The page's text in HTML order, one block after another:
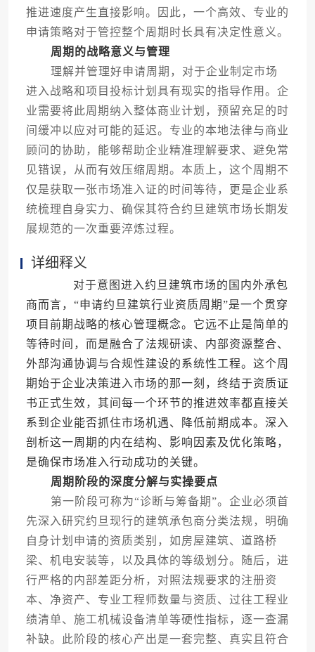
推进速度产生直接影响。因此，一个高效、专业的
申请策略对于管控整个周期时长具有决定性意义。
周期的战略意义与管理
理解并管理好申请周期，对于企业制定市场
进入战略和项目投标计划具有现实的指导作用。企
业需要将此周期纳入整体商业计划，预留充足的时
间缓冲以应对可能的延迟。专业的本地法律与商业
顾问的协助，能够帮助企业精准理解要求、避免常
见错误，从而有效压缩周期。本质上，这个周期不
仅是获取一张市场准入证的时间等待，更是企业系
统梳理自身实力、确保其符合约旦建筑市场长期发
展规范的一次重要淬炼过程。
详细释义
对于意图进入约旦建筑市场的国内外承包
商而言，“申请约旦建筑行业资质周期”是一个贯穿
项目前期战略的核心管理概念。它远不止是简单的
等待时间，而是融合了法规研读、内部资源整合、
外部沟通协调与合规性建设的系统性工程。这个周
期始于企业决策进入市场的那一刻，终结于资质证
书正式生效，其间每一个环节的推进效率都直接关
系到企业能否抓住市场机遇、降低前期成本。深入
剖析这一周期的内在结构、影响因素及优化策略，
是确保市场准入行动成功的关键。
周期阶段的深度分解与实操要点
第一阶段可称为“诊断与筹备期”。企业必须首
先深入研究约旦现行的建筑承包商分类法规，明确
自身计划申请的资质类别，如房屋建筑、道路桥
梁、机电安装等，以及具体的等级划分。随后，进
行严格的内部差距分析，对照法规要求的注册资
本、净资产、专业工程师数量与资质、过往工程业
绩清单、施工机械设备清单等硬性指标，逐一查漏
补缺。此阶段的核心产出是一套完整、真实且符合